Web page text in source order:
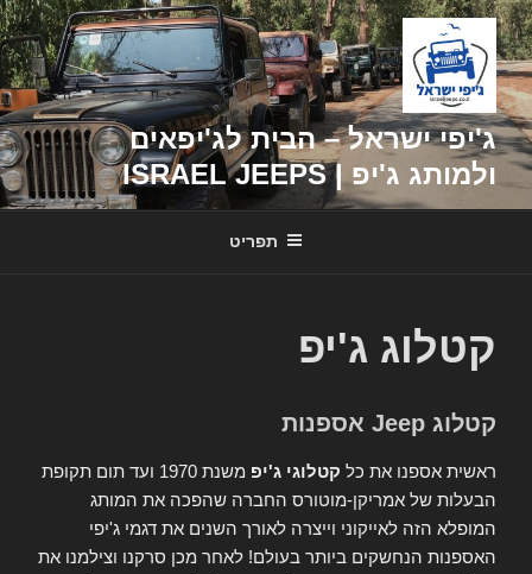
דילוג
לתוכן
ג'יפי ישראל – הבית לג'יפאים
ולמותג ג'יפ | ISRAEL JEEPS
תפריט
קטלוג ג'יפ
קטלוג Jeep אספנות
ראשית אספנו את כל קטלוגי ג'יפ
משנת 1970 ועד תום תקופת
הבעלות של אמריקן-מוטורס החברה שהפכה את המותג
המופלא הזה לאייקוני וייצרה לאורך השנים את דגמי ג'יפי
האספנות הנחשקים ביותר בעולם! לאחר מכן סרקנו וצילמנו את